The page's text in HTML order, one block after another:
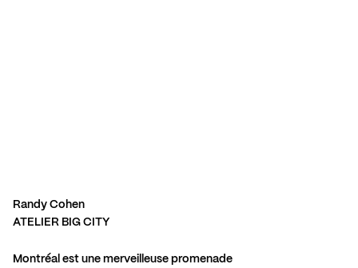
Randy Cohen
ATELIER BIG CITY
Montréal est une merveilleuse promenade